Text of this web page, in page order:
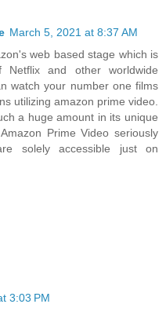
March 5, 2021 at 8:37 AM
web based stage which is
Netflix and other worldwide
watch your number one films
utilizing amazon prime video.
a huge amount in its unique
Prime Video seriously
solely accessible just on
3:03 PM